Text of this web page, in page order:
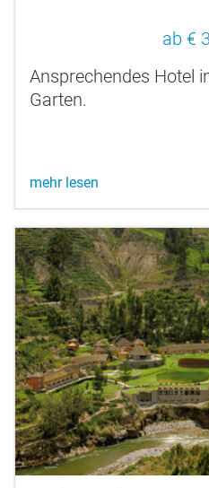
ab €
Ansprechendes Hotel
Garten.
mehr lesen